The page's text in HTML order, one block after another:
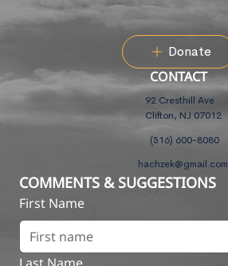
Donate
CONTACT
92 Cresthill Ave
Clifton, NJ 07012
(516) 600-8080
hachzek@gmail.com
COMMENTS & SUGGESTIONS
First Name